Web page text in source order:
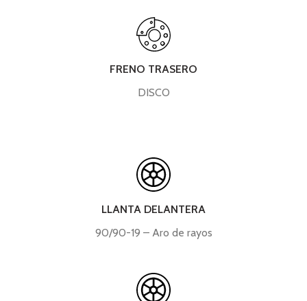
FRENO TRASERO
DISCO
LLANTA DELANTERA
90/90-19 – Aro de rayos